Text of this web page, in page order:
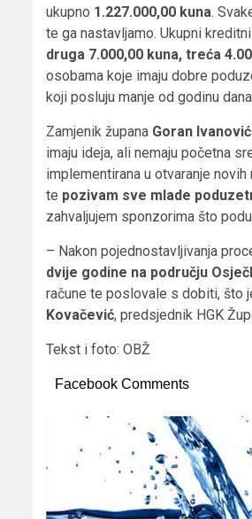
ukupno 1.227.000,00 kuna.
te ga nastavljamo. Ukupni
druga 7.000,00 kuna, treća
osobama koje imaju dobre
koji posluju manje od godinu
Zamjenik župana Goran Ivanović
imaju ideja, ali nemaju početna
implementirana u otvaranje
te pozivam sve mlade
zahvaljujem sponzorima što
– Nakon pojednostavljivanja
dvije godine na području
račune te poslovale s dobiti, što
Kovačević, predsjednik HGK
Tekst i foto: OBŽ
Facebook Comments